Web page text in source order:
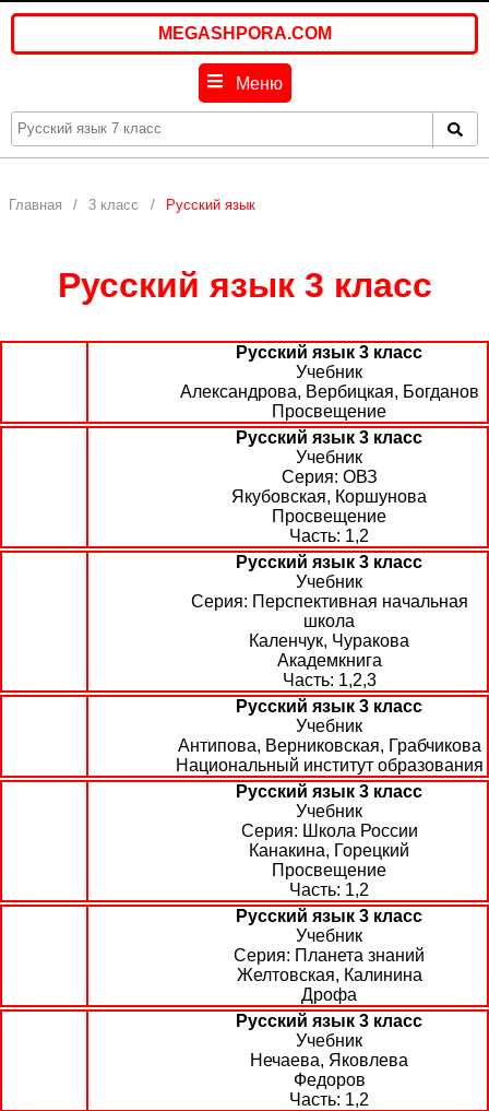
MEGASHPORA.COM
Меню
Главная 3 класс Русский язык
Русский язык 3 класс
Русский язык 3 класс
Учебник
Александрова, Вербицкая, Богданов
Просвещение
Русский язык 3 класс
Учебник
ОВЗ
Якубовская, Коршунова
Просвещение
1,2
Русский язык 3 класс
Учебник
Перспективная начальная
школа
Каленчук, Чуракова
Академкнига
1,2,3
Русский язык 3 класс
Учебник
Антипова, Верниковская, Грабчикова
Национальный институт образования
Русский язык 3 класс
Учебник
Школа России
Канакина, Горецкий
Просвещение
1,2
Русский язык 3 класс
Учебник
Планета знаний
Желтовская, Калинина
Дрофа
Русский язык 3 класс
Учебник
Нечаева, Яковлева
Федоров
1,2